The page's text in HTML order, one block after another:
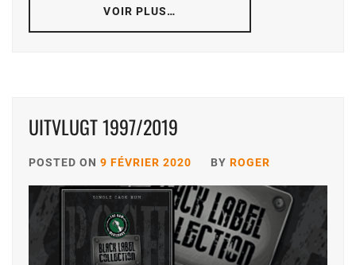
VOIR PLUS…
UITVLUGT 1997/2019
POSTED ON 9 FÉVRIER 2020 BY ROGER